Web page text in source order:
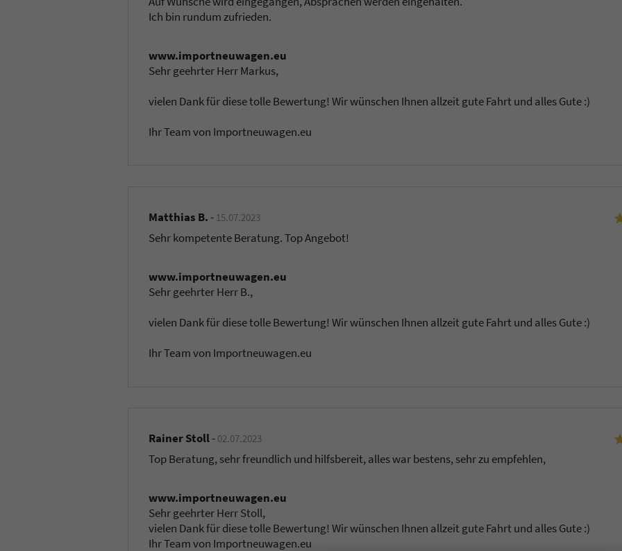
Ich bin rundum zufrieden.
www.importneuwagen.eu
Sehr geehrter Herr Markus,
vielen Dank für diese tolle Bewertung! Wir wünschen Ihnen allzeit gute Fahrt und alles Gute :)
Ihr Team von Importneuwagen.eu
Matthias B.- 15.07.2023
Sehr kompetente Beratung. Top Angebot!
www.importneuwagen.eu
Sehr geehrter Herr B.,
vielen Dank für diese tolle Bewertung! Wir wünschen Ihnen allzeit gute Fahrt und alles Gute :)
Ihr Team von Importneuwagen.eu
Rainer Stoll- 02.07.2023
Top Beratung, sehr freundlich und hilfsbereit, alles war bestens, sehr zu empfehlen,
www.importneuwagen.eu
Sehr geehrter Herr Stoll,
vielen Dank für diese tolle Bewertung! Wir wünschen Ihnen allzeit gute Fahrt und alles Gute :)
Ihr Team von Importneuwagen.eu